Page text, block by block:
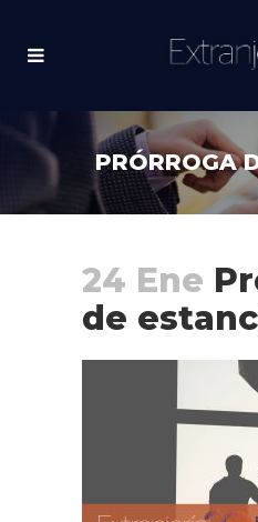
PRÓRROGA
24 Ene
de